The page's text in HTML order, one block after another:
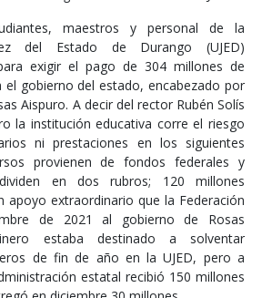
maestros y personal de la
del Estado de Durango (UJED)
exigir el pago de 304 millones de
el gobierno del estado, encabezado por
Aispuro. A decir del rector Rubén Solís
la institución educativa corre el riesgo
ni prestaciones en los siguientes
provienen de fondos federales y
en dos rubros; 120 millones
apoyo extraordinario que la Federación
de 2021 al gobierno de Rosas
estaba destinado a solventar
de fin de año en la UJED, pero a
estatal recibió 150 millones